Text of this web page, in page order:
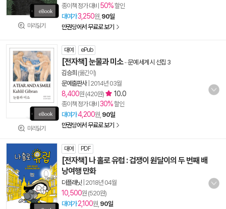
미리읽기
종이책 정가 대비 50%할인
대여가3,250원, 90일
만권당에서 무료로 보기
미리읽기
대여 ePub
[전자책] 눈물과 미소-문예 세계 시 선집 3
김승희 (옮긴이)
문예출판사| 2014년 03월
8,400원 (420원) 10.0
종이책 정가 대비 30%할인
대여가4,200원, 90일
만권당에서 무료로 보기
대여 PDF
[전자책] 나 홀로 유럽 : 겁쟁이 원달이의 두 번째 배
낭여행 만화
더플래닛 2018년 04월
10,500원 (520원)
대여가 2,100원, 90일